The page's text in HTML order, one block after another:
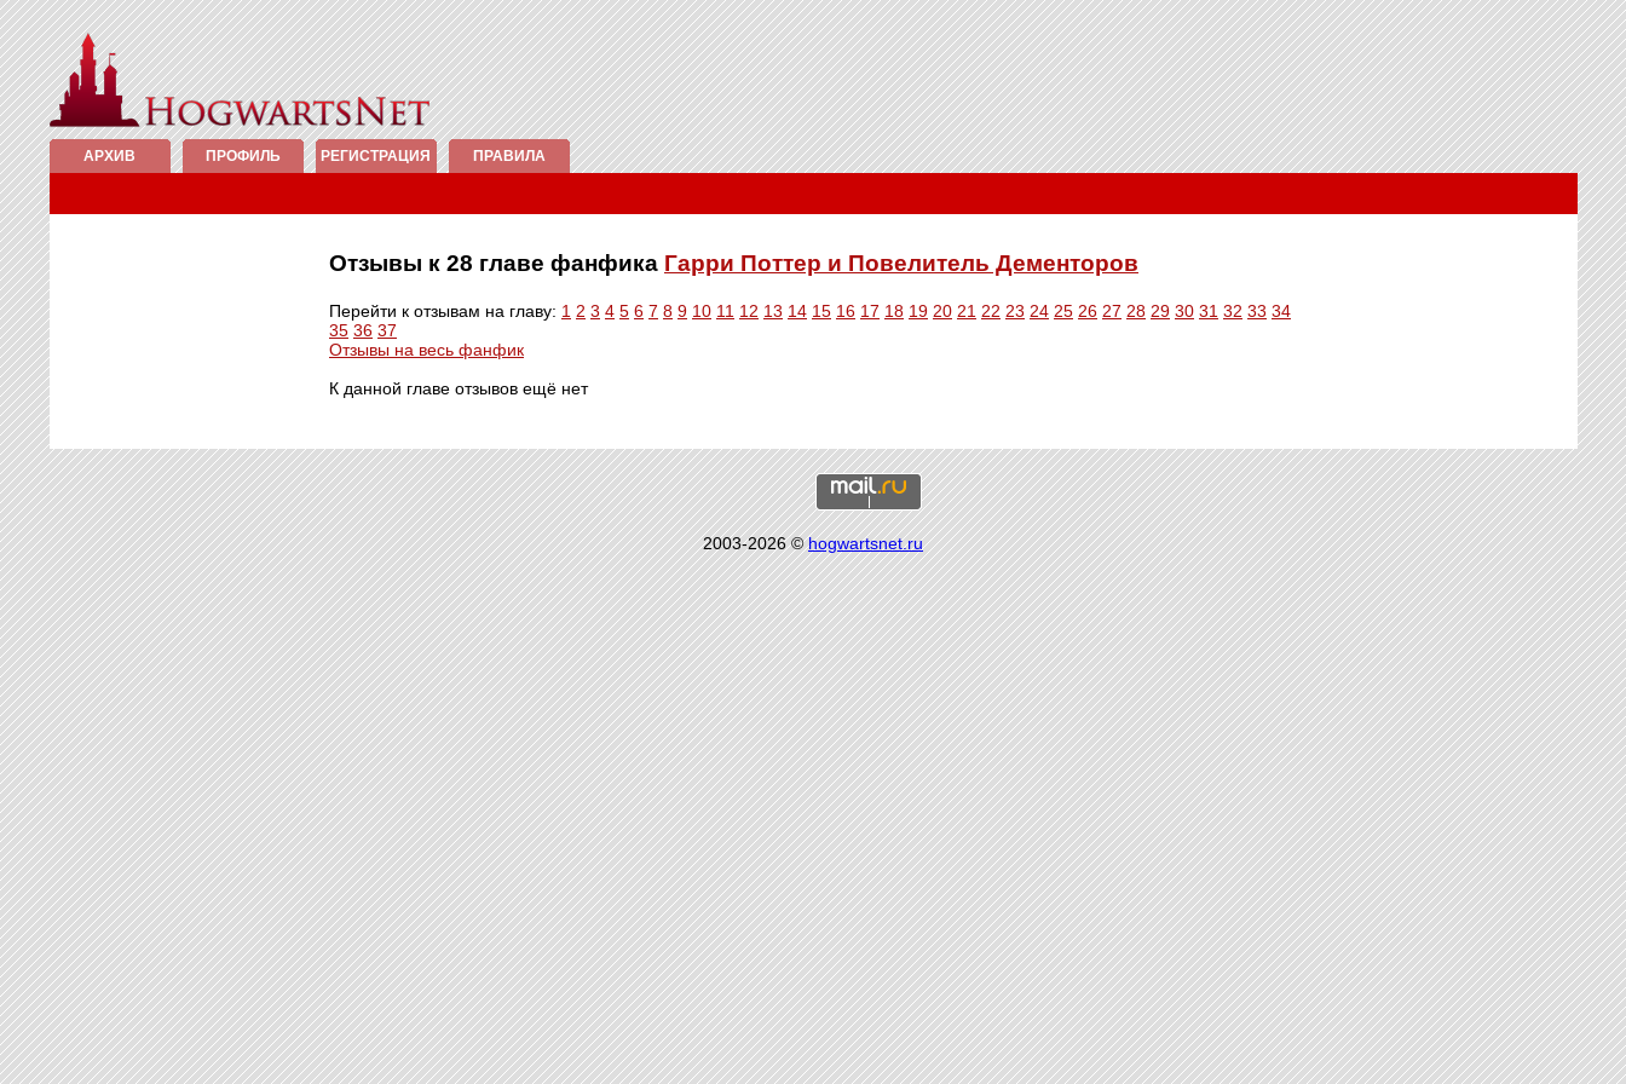
АРХИВ ПРОФИЛЬ РЕГИСТРАЦИЯ ПРАВИЛА
Отзывы к 28 главе фанфика Гарри Поттер и Повелитель Дементоров
Перейти к отзывам на главу: 1 2 3 4 5 6 7 8 9 10 11 12 13 14 15 16 17 18 19 20 21 22 23 24 25 26 27 28 29 30 31 32 33 34
35 36 37
Отзывы на весь фанфик
К данной главе отзывов ещё нет
2003-2026 ©hogwartsnet.ru